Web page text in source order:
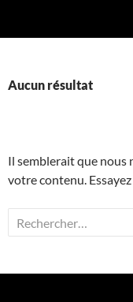
Aucun résultat
Il semblerait que nous
votre contenu.
Rechercher :